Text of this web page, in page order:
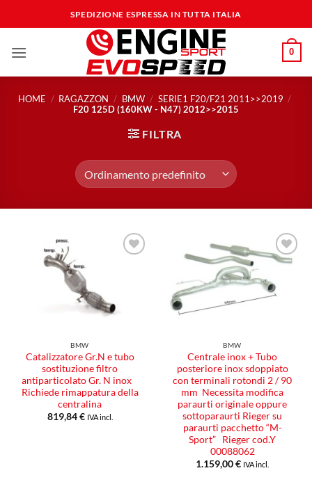
ai
SPEDIZIONE ESPRESSA IN TUTTA ITALIA
0
HOME / RAGAZZON / BMW / SERIE1 F20/F21 2011>>2019 /
F20 125D (160KW - N47) 2012>>2015
FILTRA
BMW
Catalizzatore Gr.N e tubo
sostituzione filtro
antiparticolato Gr. N inox
Richiede rimappatura della
centralina
819,84€ IVA incl.
Aggiungi
dei
desideri
BMW
Centrale inox + Tubo
posteriore inox sdoppiato
con terminali rotondi 2 / 90
mm Necessita modifica
paraurti originale oppure
sottoparaurti Rieger su
paraurti pacchetto “M-
Sport” Rieger cod.Y
00088062
1.159,00€ IVA incl.